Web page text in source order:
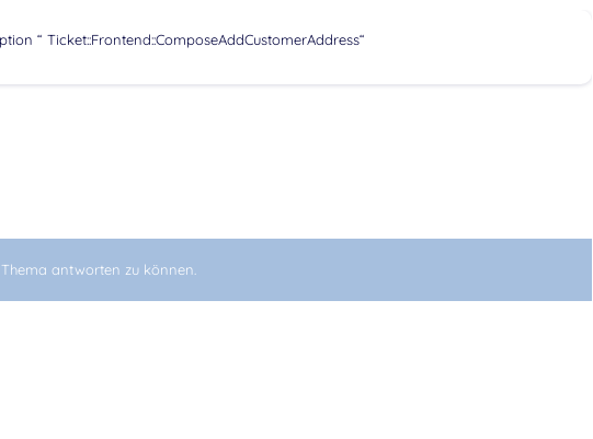
“ Ticket::Frontend::ComposeAddCustomerAddress“
antworten zu können.